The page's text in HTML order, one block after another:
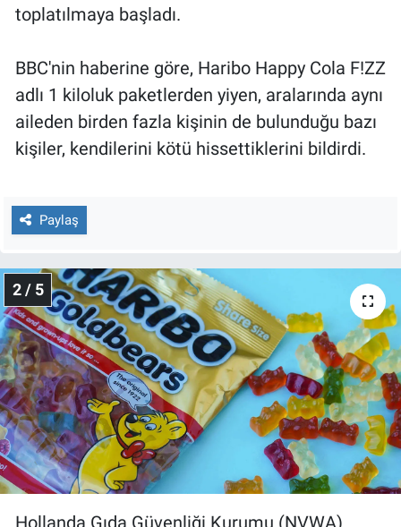
toplatılmaya başladı.
BBC'nin haberine göre, Haribo Happy Cola F!ZZ
adlı 1 kiloluk paketlerden yiyen, aralarında aynı
aileden birden fazla kişinin de bulunduğu bazı
kişiler, kendilerini kötü hissettiklerini bildirdi.
Paylaş
2 / 5
Ne demişti
Nedir
Popüler
Programlar
Spor
Teknoloji
Türkiye'nin Geleceği
Türkiye'nin Gündemi
Yerel Gündem
Yerel Yaşam
Canlı Yayın